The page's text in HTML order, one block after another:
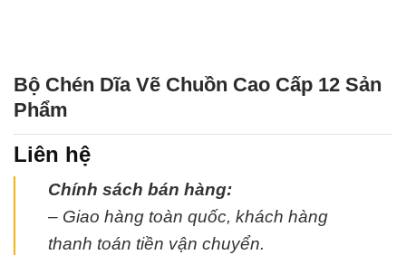
Bộ Chén Dĩa Vẽ Chuồn Cao Cấp 12 Sản
Phẩm
Liên hệ
Chính sách bán hàng:
– Giao hàng toàn quốc, khách hàng
thanh toán tiền vận chuyển.